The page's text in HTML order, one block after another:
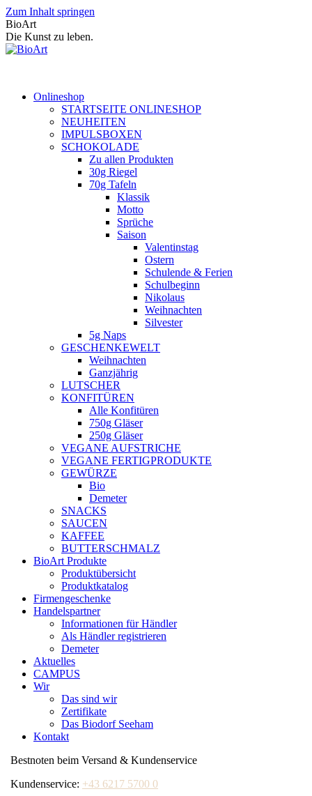
Zum Inhalt springen
BioArt
Die Kunst zu leben.
Onlineshop
STARTSEITE ONLINESHOP
NEUHEITEN
IMPULSBOXEN
SCHOKOLADE
Zu allen Produkten
30g Riegel
70g Tafeln
Klassik
Motto
Sprüche
Saison
Valentinstag
Ostern
Schulende & Ferien
Schulbeginn
Nikolaus
Weihnachten
Silvester
5g Naps
GESCHENKEWELT
Weihnachten
Ganzjährig
LUTSCHER
KONFITÜREN
Alle Konfitüren
750g Gläser
250g Gläser
VEGANE AUFSTRICHE
VEGANE FERTIGPRODUKTE
GEWÜRZE
Bio
Demeter
SNACKS
SAUCEN
KAFFEE
BUTTERSCHMALZ
BioArt Produkte
Produktübersicht
Produktkatalog
Firmengeschenke
Handelspartner
Informationen für Händler
Als Händler registrieren
Demeter
Aktuelles
CAMPUS
Wir
Das sind wir
Zertifikate
Das Biodorf Seeham
Kontakt
Bestnoten beim Versand & Kundenservice
Kundenservice: +43 6217 5700 0